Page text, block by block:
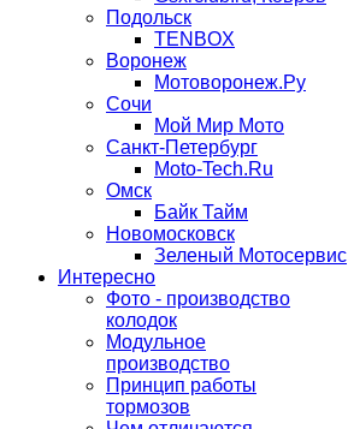
Подольск
TENBOX
Воронеж
Мотоворонеж.Ру
Сочи
Мой Мир Мото
Санкт-Петербург
Moto-Tech.Ru
Омск
Байк Тайм
Новомосковск
Зеленый Мотосервис
Интересно
Фото - производство
колодок
Модульное
производство
Принцип работы
тормозов